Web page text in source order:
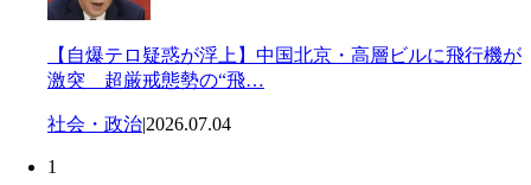
【自爆テロ疑惑が浮上】中国北京・高層ビルに飛行機が
激突 超厳戒態勢の“飛…
社会・政治|2026.07.04
1